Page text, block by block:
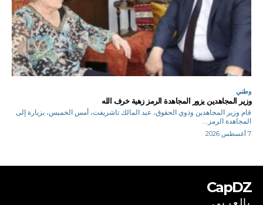
وطني
وزير المجاهدين يزور المجاهدة الرمز زهية خرف الله
قام وزير المجاهدين وذوي الحقوق، عبد المالك تاشريفت، أمس الخميس، بزيارة إلى
المجاهدة الرمز...
7 أغسطس 2026
CapDZ
بالعربي